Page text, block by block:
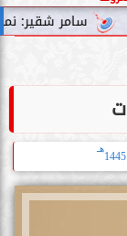
شقير: نمو صناديق
هـ